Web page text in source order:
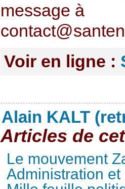
message à
Voir en ligne :
Alain KALT
Articles de
Le mouvement
Administration